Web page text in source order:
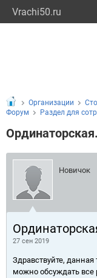
Vrachi50.ru
Организации
Форум
Раздел для
Ординаторская.
Новичок
27 сен 2019
Здравствуйте,
можно обсуждать все